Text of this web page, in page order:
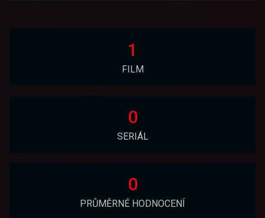
1
FILM
0
SERIÁL
0
PRŮMĚRNÉ HODNOCENÍ